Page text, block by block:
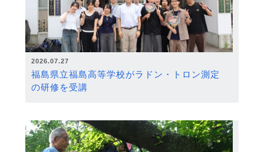
2026.07.27
福島県立福島高等学校がラドン・トロン測定
の研修を受講